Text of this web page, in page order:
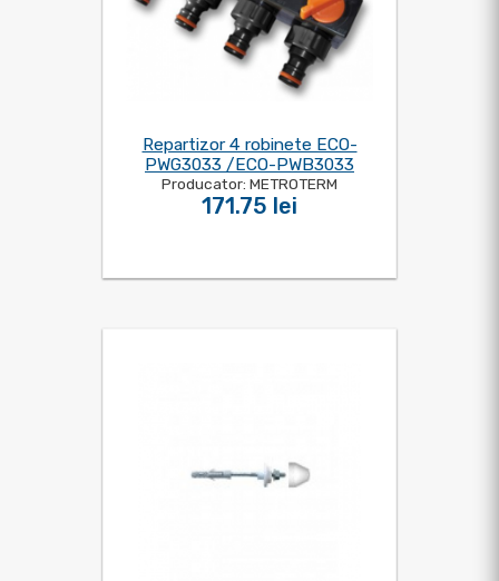
Repartizor 4 robinete ECO-
PWG3033 /ECO-PWB3033
Producator: METROTERM
171.75 lei